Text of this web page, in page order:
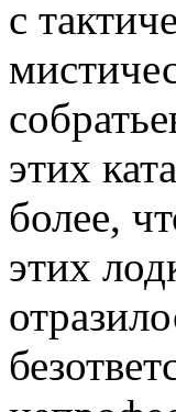
с
этих
более,
этих